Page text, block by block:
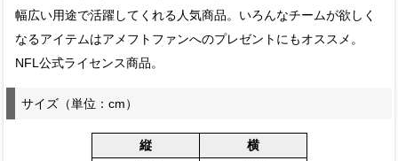
幅広い用途で活躍してくれる人気商品。いろんなチームが欲しく
なるアイテムはアメフトファンへのプレゼントにもオススメ。
NFL公式ライセンス商品。
サイズ（単位：cm）
縦
横